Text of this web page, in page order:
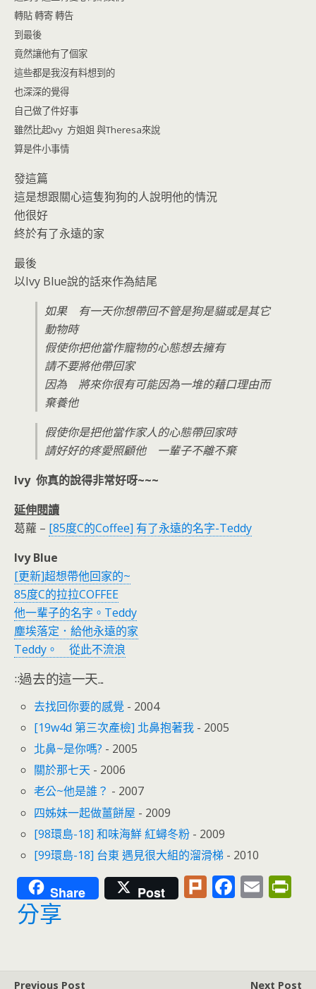
轉貼 轉寄 轉告
到最後
竟然讓他有了個家
這些都是我沒有料想到的
也深深的覺得
自己做了件好事
雖然比起Ivy 方姐姐 與Theresa來說
算是件小事情
發這篇
這是想跟關心這隻狗狗的人說明他的情況
他很好
終於有了永遠的家
最後
以Ivy Blue說的話來作為結尾
如果 有一天你想帶回不管是狗是貓或是其它
動物時
假使你把他當作寵物的心態想去擁有
請不要將他帶回家
因為 將來你很有可能因為一堆的藉口理由而
棄養他
假使你是把他當作家人的心態帶回家時
請好好的疼愛照顧他 一輩子不離不棄
Ivy 你真的說得非常好呀~~~
延伸閱讀
葛蘿 – [85度C的Coffee] 有了永遠的名字-Teddy
Ivy Blue
[更新]超想帶他回家的~
85度C的拉拉COFFEE
他一輩子的名字。Teddy
塵埃落定．給他永遠的家
Teddy。 從此不流浪
::過去的這一天...
去找回你要的感覺 - 2004
[19w4d 第三次產檢] 北鼻抱著我 - 2005
北鼻~是你嗎? - 2005
關於那七天 - 2006
老公~他是誰？ - 2007
四姊妹一起做薑餅屋 - 2009
[98環島-18] 和味海鮮 紅蟳冬粉 - 2009
[99環島-18] 台東 遇見很大組的溜滑梯 - 2010
Share Post Pl F E
e
分享
Previous Post Next Post